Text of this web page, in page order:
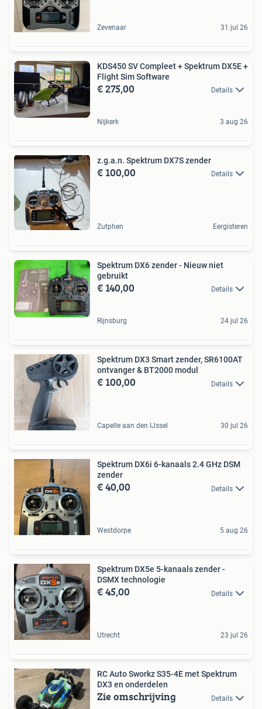
Zevenaar 31 jul 26
KDS450 SV Compleet + Spektrum DX5E +
Flight Sim Software
€ 275,00 Details
Nijkerk 3 aug 26
z.g.a.n. Spektrum DX7S zender
€ 100,00 Details
Zutphen Eergisteren
Spektrum DX6 zender - Nieuw niet
gebruikt
€ 140,00 Details
Rijnsburg 24 jul 26
Spektrum DX3 Smart zender, SR6100AT
ontvanger & BT2000 modul
€ 100,00 Details
Capelle aan den IJssel 30 jul 26
Spektrum DX6i 6-kanaals 2.4 GHz DSM
zender
€ 40,00 Details
Westdorpe 5 aug 26
Spektrum DX5e 5-kanaals zender -
DSMX technologie
€ 45,00 Details
Utrecht 23 jul 26
RC Auto Sworkz S35-4E met Spektrum
DX3 en onderdelen
Zie omschrijving Details